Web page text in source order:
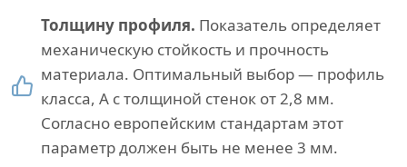
Толщину профиля. Показатель определяет
механическую стойкость и прочность
материала. Оптимальный выбор — профиль
класса, А с толщиной стенок от 2,8 мм.
Согласно европейским стандартам этот
параметр должен быть не менее 3 мм.